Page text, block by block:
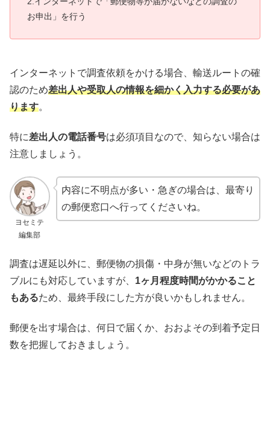
お申出」を行う
インターネットで調査依頼をかける場合、輸送ルートの確
認のため差出人や受取人の情報を細かく入力する必要があ
ります。
特に差出人の電話番号は必須項目なので、知らない場合は
注意しましょう。
ヨセミテ
編集部
内容に不明点が多い・急ぎの場合は、最寄り
の郵便窓口へ行ってくださいね。
調査は遅延以外に、郵便物の損傷・中身が無いなどのトラ
ブルにも対応していますが、 1ヶ月程度時間がかかること
もあるため、最終手段にした方が良いかもしれません。
郵便を出す場合は、何日で届くか、おおよその到着予定日
数を把握しておきましょう。